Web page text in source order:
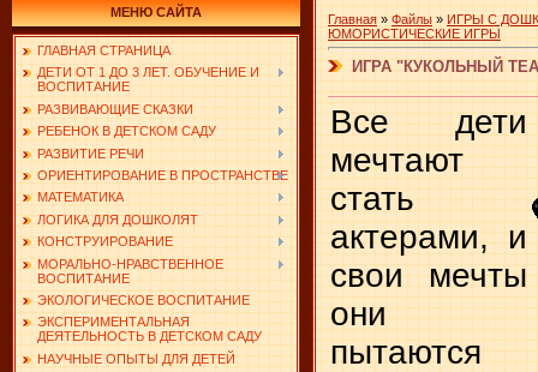
МЕНЮ САЙТА
ГЛАВНАЯ СТРАНИЦА
ДЕТИ ОТ 1 ДО 3 ЛЕТ. ОБУЧЕНИЕ И
ВОСПИТАНИЕ
РАЗВИВАЮЩИЕ СКАЗКИ
РЕБЕНОК В ДЕТСКОМ САДУ
РАЗВИТИЕ РЕЧИ
ОРИЕНТИРОВАНИЕ В ПРОСТРАНСТВЕ
МАТЕМАТИКА
ЛОГИКА ДЛЯ ДОШКОЛЯТ
КОНСТРУИРОВАНИЕ
МОРАЛЬНО-НРАВСТВЕННОЕ
ВОСПИТАНИЕ
ЭКОЛОГИЧЕСКОЕ ВОСПИТАНИЕ
ЭКСПЕРИМЕНТАЛЬНАЯ
ДЕЯТЕЛЬНОСТЬ В ДЕТСКОМ САДУ
НАУЧНЫЕ ОПЫТЫ ДЛЯ ДЕТЕЙ
Главная » Файлы » ИГРЫ С
ЮМОРИСТИЧЕСКИЕ ИГРЫ
ИГРА "КУКОЛЬНЫЙ
Все дети
мечтают
стать
актерами, и
свои мечты
они
пытаются